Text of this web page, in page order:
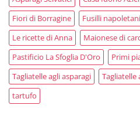
Fiori di Borragine
Fusilli napoletani
Le ricette di Anna
Maionese di
Pastificio La Sfoglia D'Oro
Primi
Tagliatelle agli asparagi
Tagliatelle
tartufo